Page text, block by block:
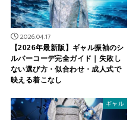
2026.04.17
【2026年最新版】ギャル振袖のシ
ルバーコーデ完全ガイド｜失敗し
ない選び方・似合わせ・成人式で
映える着こなし
ギャル